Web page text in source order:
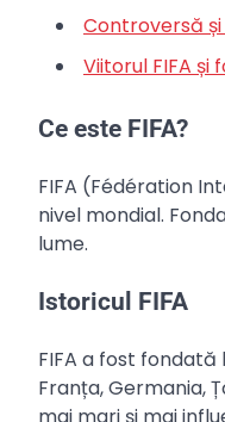
Controversă și
Viitorul FIFA și
Ce este FIFA?
FIFA (Fédération
nivel mondial.
lume.
Istoricul FIFA
FIFA a fost fondată
Franța, Germania,
mai mari și mai